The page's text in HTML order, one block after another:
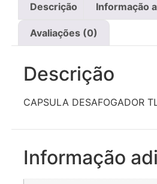
Descrição Informação
Avaliações (0)
Descrição
CAPSULA DESAFOGADOR
Informação